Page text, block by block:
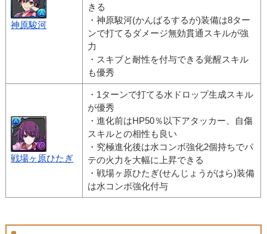
神原駿河
きる
・神原駿河(かんばるするが)装備は8ター
ンで打てるダメージ無効貫通スキルが強
力
・スキブと耐性を付与できる覚醒スキル
も優秀
戦場ヶ原ひたぎ
・1ターンで打てる水ドロップ生成スキル
が優秀
・進化前はHP50％以下アタッカー、自傷
スキルとの相性も良い
・究極進化後は水コンボ強化2個持ちでパ
テの火力を大幅に上昇できる
・戦場ヶ原ひたぎ(せんじょうがはら)装備
は水コンボ強化付与